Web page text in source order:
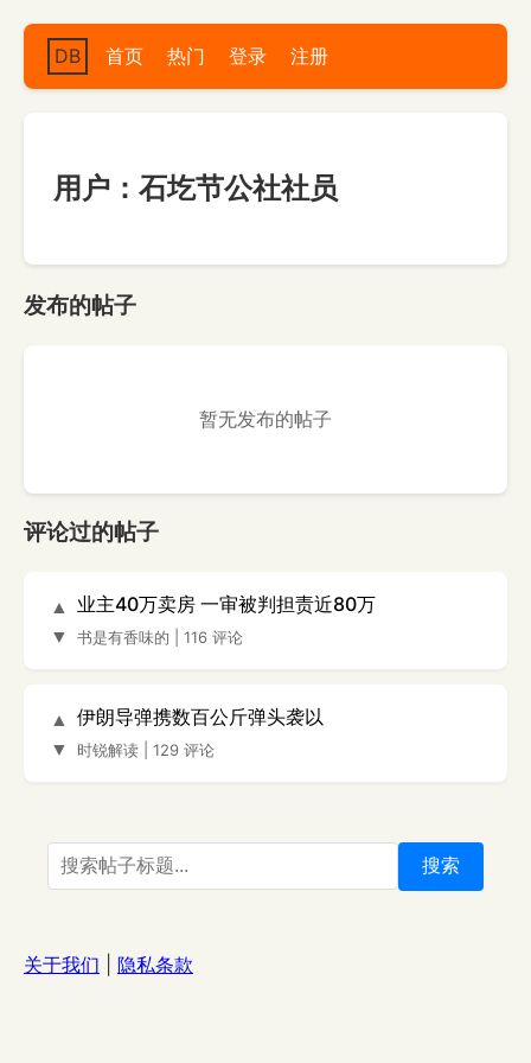
DB 首页 热门 登录 注册
用户：石圪节公社社员
发布的帖子
暂无发布的帖子
评论过的帖子
▲
▼
业主40万卖房 一审被判担责近80万
书是有香味的 116 评论
▲
▼
伊朗导弹携数百公斤弹头袭以
时锐解读 129 评论
搜索
关于我们 隐私条款